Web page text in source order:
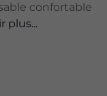
confortable
plus...